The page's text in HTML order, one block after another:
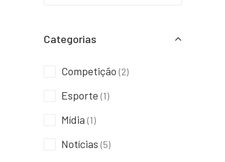
Categorias
Competição (2)
Esporte (1)
Mídia (1)
Notícias (5)